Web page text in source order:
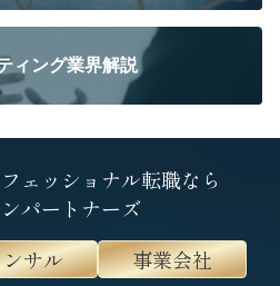
ィング業界解説
ェッショナル転職なら
パートナーズ
サル 事業会社